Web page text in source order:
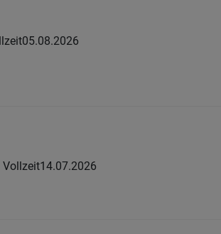
05.08.2026
Vollzeit14.07.2026